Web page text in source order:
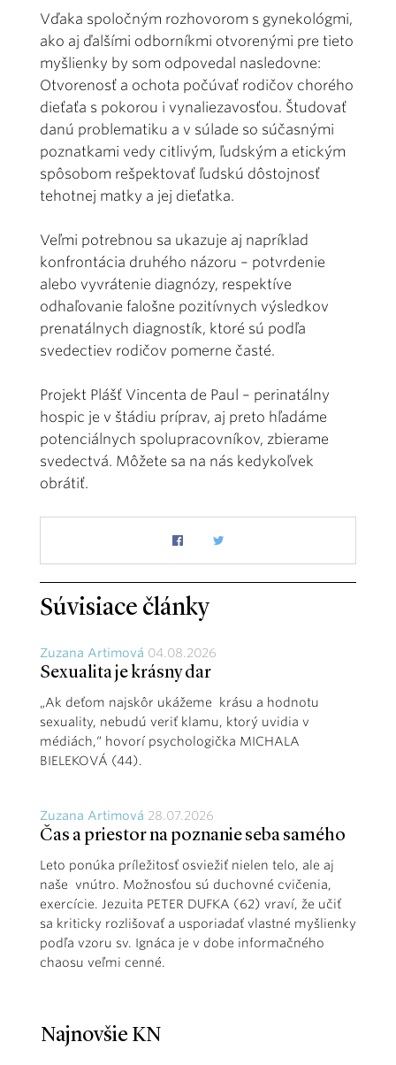
Vďaka spoločným rozhovorom s gynekológmi,
ako aj ďalšími odborníkmi otvorenými pre tieto
myšlienky by som odpovedal nasledovne:
Otvorenosť a ochota počúvať rodičov chorého
dieťaťa s pokorou i vynaliezavosťou. Študovať
danú problematiku a v súlade so súčasnými
poznatkami vedy citlivým, ľudským a etickým
spôsobom rešpektovať ľudskú dôstojnosť
tehotnej matky a jej dieťatka.
Veľmi potrebnou sa ukazuje aj napríklad
konfrontácia druhého názoru – potvrdenie
alebo vyvrátenie diagnózy, respektíve
odhaľovanie falošne pozitívnych výsledkov
prenatálnych diagnostík, ktoré sú podľa
svedectiev rodičov pomerne časté.
Projekt Plášť Vincenta de Paul – perinatálny
hospic je v štádiu príprav, aj preto hľadáme
potenciálnych spolupracovníkov, zbierame
svedectvá. Môžete sa na nás kedykoľvek
obrátiť.
Súvisiace články
Zuzana Artimová 04.08.2026
Sexualita je krásny dar
„Ak deťom najskôr ukážeme krásu a hodnotu
sexuality, nebudú veriť klamu, ktorý uvidia v
médiách,“ hovorí psychologička MICHALA
BIELEKOVÁ (44).
Zuzana Artimová 28.07.2026
Čas a priestor na poznanie seba samého
Leto ponúka príležitosť osviežiť nielen telo, ale aj
naše vnútro. Možnosťou sú duchovné cvičenia,
exercície. Jezuita PETER DUFKA (62) vraví, že učiť
sa kriticky rozlišovať a usporiadať vlastné myšlienky
podľa vzoru sv. Ignáca je v dobe informačného
chaosu veľmi cenné.
Najnovšie KN